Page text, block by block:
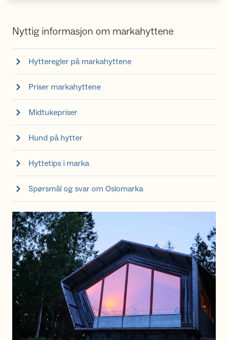
Nyttig informasjon om markahyttene
Hytteregler på markahyttene
Priser markahyttene
Midtukepriser
Hund på hytter
Hyttetips i marka
Spørsmål og svar om Oslomarka